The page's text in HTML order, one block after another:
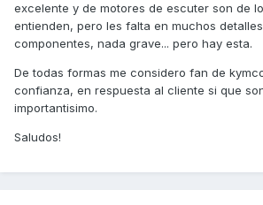
excelente y de motores de escuter son de
entienden, pero les falta en muchos
componentes, nada grave... pero hay esta.
De todas formas me considero fan de
confianza, en respuesta al cliente si que
importantisimo.
Saludos!